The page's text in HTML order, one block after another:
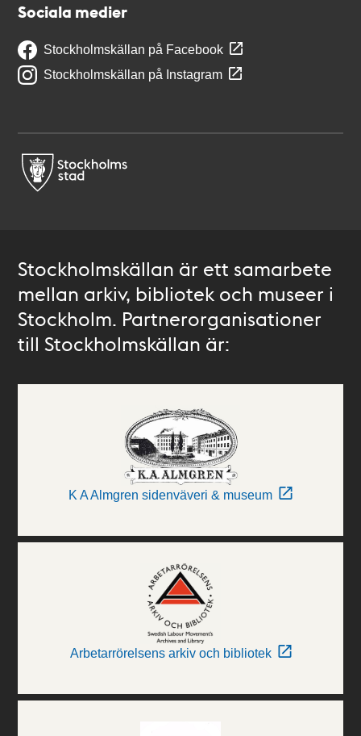
Sociala medier
Stockholmskällan på Facebook
Stockholmskällan på Instagram
Stockholmskällan är ett samarbete
mellan arkiv, bibliotek och museer i
Stockholm. Partnerorganisationer
till Stockholmskällan är:
K A Almgren sidenväveri & museum
Arbetarrörelsens arkiv och bibliotek